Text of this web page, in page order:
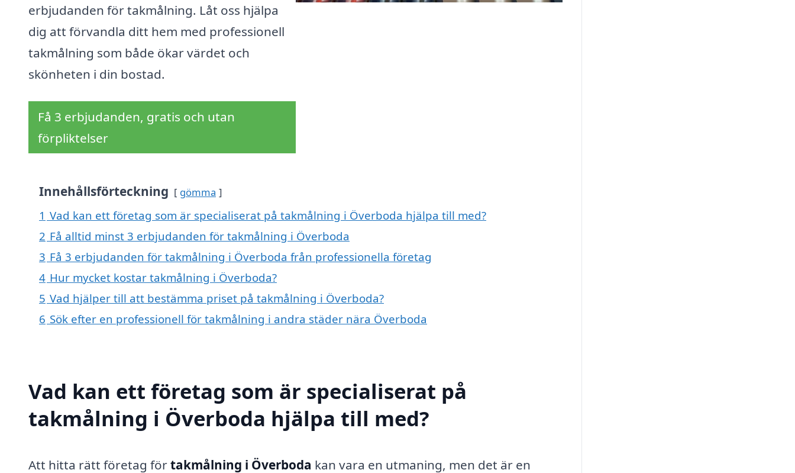
erbjudanden för takmålning. Låt oss hjälpa
dig att förvandla ditt hem med professionell
takmålning som både ökar värdet och
skönheten i din bostad.
Få 3 erbjudanden, gratis och utan
förpliktelser
Innehållsförteckning gömma
1 Vad kan ett företag som är specialiserat på takmålning i Överboda hjälpa till med?
2 Få alltid minst 3 erbjudanden för takmålning i Överboda
3 Få 3 erbjudanden för takmålning i Överboda från professionella företag
4 Hur mycket kostar takmålning i Överboda?
5 Vad hjälper till att bestämma priset på takmålning i Överboda?
6 Sök efter en professionell för takmålning i andra städer nära Överboda
Vad kan ett företag som är specialiserat på
takmålning i Överboda hjälpa till med?
Att hitta rätt företag förtakmålning i Överboda kan vara en utmaning, men det är en